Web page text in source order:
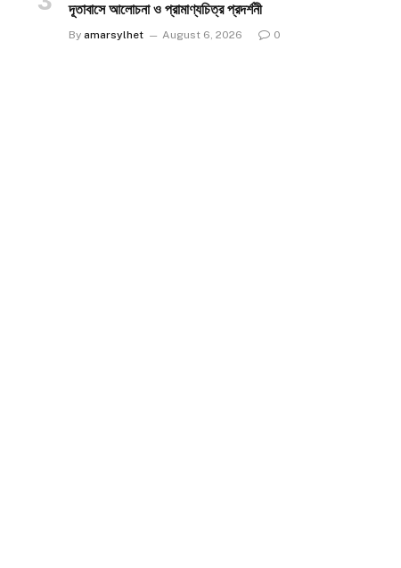
দূতাবাসে আলোচনা ও প্রামাণ্যচিত্র প্রদর্শনী
By amarsylhet August 6, 2026 0